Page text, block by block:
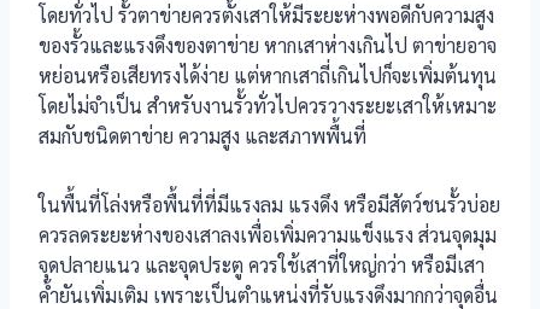
โดยทั่วไป รั้วตาข่ายควรตั้งเสาให้มีระยะห่างพอดีกับความสูง
ของรั้วและแรงดึงของตาข่าย หากเสาห่างเกินไป ตาข่ายอาจ
หย่อนหรือเสียทรงได้ง่าย แต่หากเสาถี่เกินไปก็จะเพิ่มต้นทุน
โดยไม่จำเป็น สำหรับงานรั้วทั่วไปควรวางระยะเสาให้เหมาะ
สมกับชนิดตาข่าย ความสูง และสภาพพื้นที่
ในพื้นที่โล่งหรือพื้นที่ที่มีแรงลม แรงดึง หรือมีสัตว์ชนรั้วบ่อย
ควรลดระยะห่างของเสาลงเพื่อเพิ่มความแข็งแรง ส่วนจุดมุม
จุดปลายแนว และจุดประตู ควรใช้เสาที่ใหญ่กว่า หรือมีเสา
ค้ำยันเพิ่มเติม เพราะเป็นตำแหน่งที่รับแรงดึงมากกว่าจุดอื่น